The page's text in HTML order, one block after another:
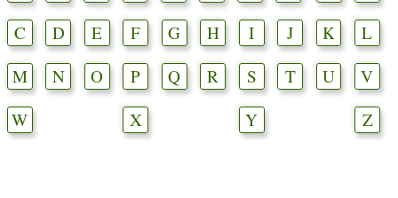
C
D E F G H I J K
L
M
N O P Q R S T U
V
W
X Y Z